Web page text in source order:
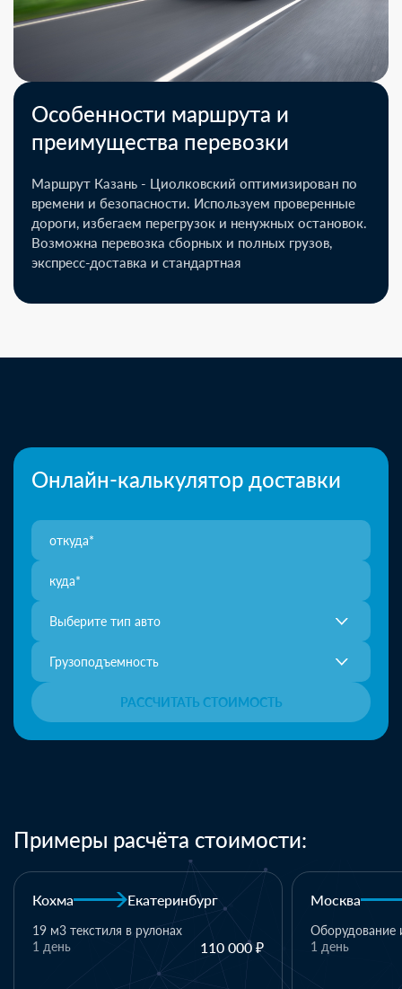
Особенности маршрута и
преимущества перевозки
Маршрут Казань - Циолковский оптимизирован по
времени и безопасности. Используем проверенные
дороги, избегаем перегрузок и ненужных остановок.
Возможна перевозка сборных и полных грузов,
экспресс-доставка и стандартная
Онлайн-калькулятор доставки
Выберите тип авто
Грузоподъемность
РАССЧИТАТЬ СТОИМОСТЬ
Примеры расчёта стоимости:
Москва Казань
Оборудование и комплектующие
110 000 ₽
1 день
Казань
1 паллет -